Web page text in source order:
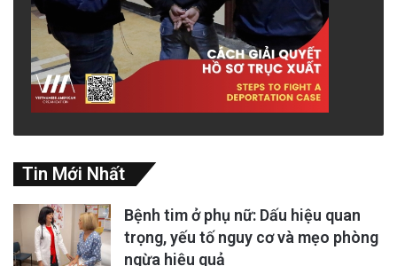
Tin Mới Nhất
Bệnh tim ở phụ nữ: Dấu hiệu quan
trọng, yếu tố nguy cơ và mẹo phòng
ngừa hiệu quả